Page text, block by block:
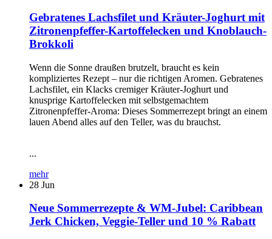
Gebratenes Lachsfilet und Kräuter-Joghurt mit
Zitronenpfeffer-Kartoffelecken und Knoblauch-
Brokkoli
Wenn die Sonne draußen brutzelt, braucht es kein
kompliziertes Rezept – nur die richtigen Aromen. Gebratenes
Lachsfilet, ein Klacks cremiger Kräuter-Joghurt und
knusprige Kartoffelecken mit selbstgemachtem
Zitronenpfeffer-Aroma: Dieses Sommerrezept bringt an einem
lauen Abend alles auf den Teller, was du brauchst.
...
mehr
28 Jun
Neue Sommerrezepte & WM-Jubel: Caribbean
Jerk Chicken, Veggie-Teller und 10 % Rabatt